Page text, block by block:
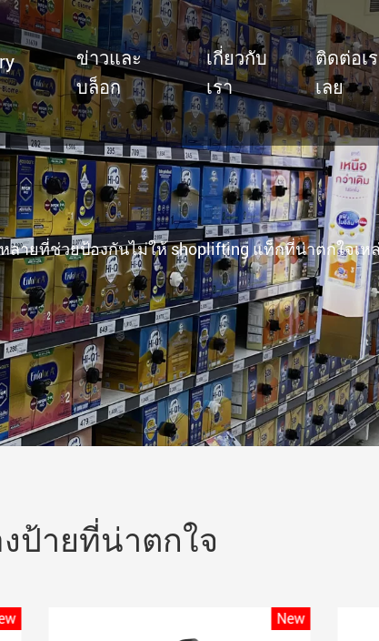
ข่าวและ
บล็อก
เกี่ยวกับ
เรา
ติดต่อเ
เลย
ยที่ช่วยป้องกันไม่ให้ shoplifting แท็กที่น่าตกใจเห
ป้ายที่น่าตกใจ
New